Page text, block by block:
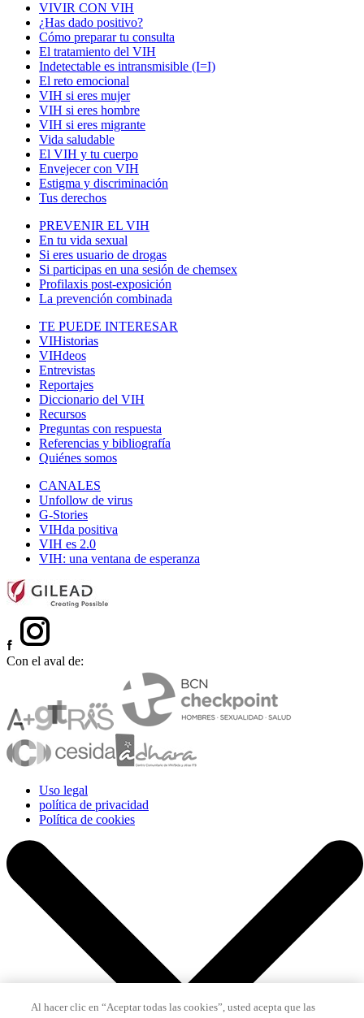
VIVIR CON VIH
¿Has dado positivo?
Cómo preparar tu consulta
El tratamiento del VIH
Indetectable es intransmisible (I=I)
El reto emocional
VIH si eres mujer
VIH si eres hombre
VIH si eres migrante
Vida saludable
El VIH y tu cuerpo
Envejecer con VIH
Estigma y discriminación
Tus derechos
PREVENIR EL VIH
En tu vida sexual
Si eres usuario de drogas
Si participas en una sesión de chemsex
Profilaxis post-exposición
La prevención combinada
TE PUEDE INTERESAR
VIHistorias
VIHdeos
Entrevistas
Reportajes
Diccionario del VIH
Recursos
Preguntas con respuesta
Referencias y bibliografía
Quiénes somos
CANALES
Unfollow de virus
G-Stories
VIHda positiva
VIH es 2.0
VIH: una ventana de esperanza
Con el aval de:
Uso legal
política de privacidad
Política de cookies
Al hacer clic en “Aceptar todas las cookies”, usted acepta que las